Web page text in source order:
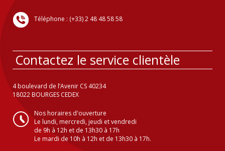
Téléphone : (+33) 2 48 48 58 58
Contactez le service clientèle
4 boulevard de l’Avenir CS 40234
18022 BOURGES CEDEX
Nos horaires d'ouverture
Le lundi, mercredi, jeudi et vendredi
de 9h à 12h et de 13h30 à 17h
Le mardi de 10h à 12h et de 13h30 à 17h.